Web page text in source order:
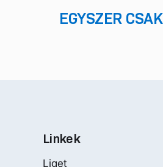
EGYSZER CSAK
Linkek
Liget